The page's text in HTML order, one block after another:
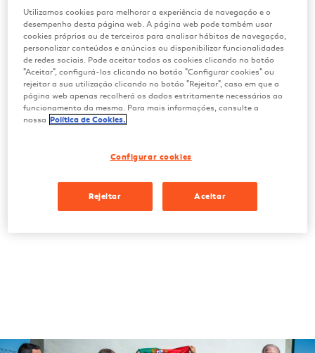
toneladas de CO2 por ano. Com os quatro
parques recém-inaugurados – S. Marcos,
Viçoso, Pereiro e Albercas – a Galp conta
atualmente, no conjunto dos seus onze
projetos fotovoltaicos em operação ou
construção em Portugal e Espanha, com uma
capacidade instalada de 1,4 GW, capaz de
em 2023, assegurando 5,5% da potência
fotovoltaica da Península Ibérica.
Utilizamos cookies para melhorar a experiência de navegação e o
desempenho desta página web. A página web pode também usar
cookies próprios ou de terceiros para analisar hábitos de navegação,
personalizar conteúdos e anúncios ou disponibilizar funcionalidades
de redes sociais. Pode aceitar todos os cookies clicando no botão
"Aceitar", configurá-los clicando no botão "Configurar cookies" ou
rejeitar a sua utilização clicando no botão "Rejeitar", caso em que a
página web apenas recolherá os dados estritamente necessários ao
funcionamento da mesma. Para mais informações, consulte a
nossa Política de Cookies.
Configurar cookies
Rejeitar Aceitar